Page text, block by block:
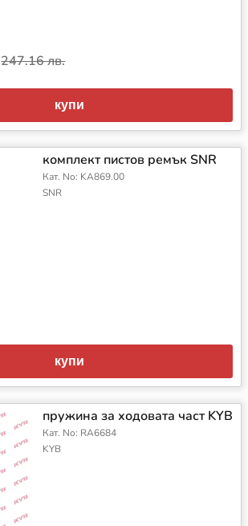
247.16 лв.
купи
комплект пистов ремък SNR
Кат. No: KA869.00
SNR
купи
пружина за ходовата част KYB
Кат. No: RA6684
KYB